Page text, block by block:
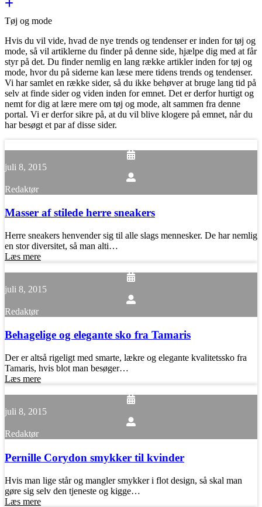
Tøj og mode
Hvis du vil vide, hvad de nye trends og tendenser er inden for tøj og
mode, så vil artiklerne du finder på denne side, hjælpe dig med at får
styr på det. Du finder nemlig en lang række artikler inden for tøj og
mode, hvor du på siderne kan læse mere tidens trends og tendenser.
Vi har samlet en række sider, så du ikke behøver at bruge lang tid på
selv at finde sider og viden inden for emnet. Det er derfor hurtigt og
nemt for dig at lære mere om tøj og mode, alt sammen fra denne
portal. Vi er derfor sikre på, at du vil blive klogere på emnet, når du
har besøgt et par af disse sider.
juli 8, 2015
Redaktør
Masser af stilede herre sneakers
Herre sneakers henvender sig til alle slags mennesker. De har nemlig
en stor diversitet, så man alti…
Læs mere
juli 8, 2015
Redaktør
Behagelige og elegante sko fra Tamaris
Der er altså rigeligt med smarte, lækre og elegante kvalitetssko fra
Tamaris, hvis blot man besøger…
Læs mere
juli 8, 2015
Redaktør
Pernille Corydon smykker til kvinder
Hvis man lige står og mangler smykker i flot design, så skal man
gøre sig selv den tjeneste og kigge…
Læs mere